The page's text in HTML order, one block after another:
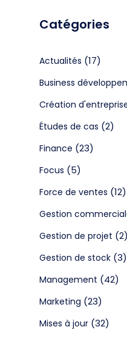
Catégories
Actualités (17)
Business
Création
Études de cas (2)
Finance (23)
Focus (5)
Force de ventes (12)
Gestion
Gestion de projet (2)
Gestion de stock (3)
Management (42)
Marketing (23)
Mises à jour (32)